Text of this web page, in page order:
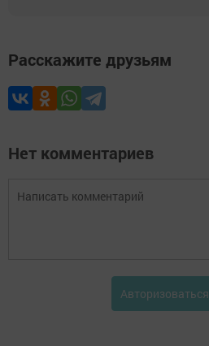
Расскажите друзьям
Нет комментариев
Авторизоваться